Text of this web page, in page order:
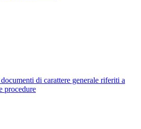
di carattere generale riferiti a
procedure